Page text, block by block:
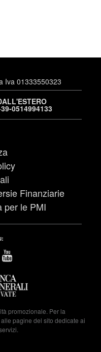
Iva 01333550323
0514994133
Finanziarie
per le PMI
promozionale. Per la
pagine del sito dedicate ai